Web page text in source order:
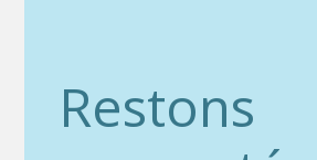
Restons